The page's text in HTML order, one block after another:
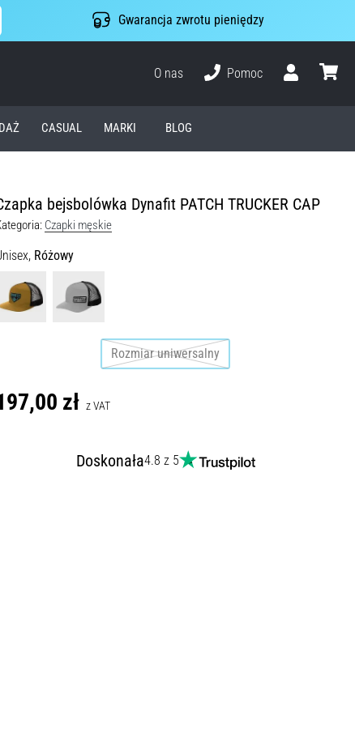
Gwarancja zwrotu pieniędzy
O nas
Pomoc
CASUAL MARKI BLOG
bejsbolówka Dynafit PATCH TRUCKER CAP
Czapki męskie
Różowy
Rozmiar uniwersalny
zł z VAT
Doskonała4.8 z 5